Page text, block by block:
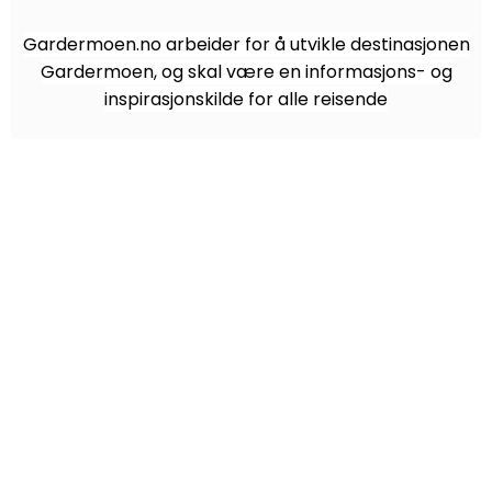
Gardermoen.no arbeider for å utvikle destinasjonen
Gardermoen, og skal være en informasjons- og
inspirasjonskilde for alle reisende